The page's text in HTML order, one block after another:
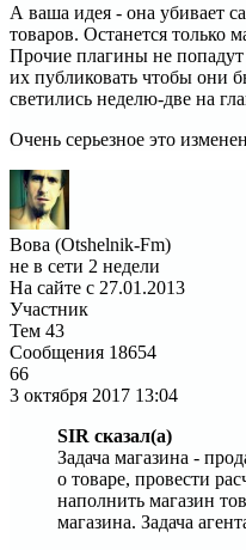
А ваша идея - она убивает
товаров. Останется только
Прочие плагины не
их публиковать чтобы они
светились неделю-две на
Очень серьезное это
Вова (Otshelnik-Fm)
не в сети 2 недели
На сайте с 27.01.2013
Участник
Тем 43
Сообщения 18654
66
3 октября 2017 13:04
SIR сказал(а)
Задача магазина -
о товаре, провести
наполнить магазин
магазина. Задача